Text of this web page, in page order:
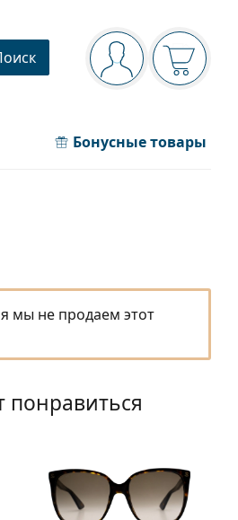
Панель навигации
Вы вошли вВаша
Бонусные товары
мы не продаем этот